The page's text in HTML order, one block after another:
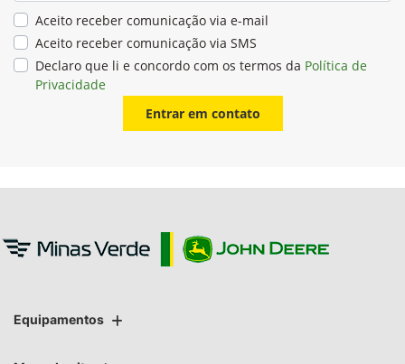
Aceito receber comunicação via e-mail
Aceito receber comunicação via SMS
Declaro que li e concordo com os termos da Política de
Privacidade
Entrar em contato
Equipamentos